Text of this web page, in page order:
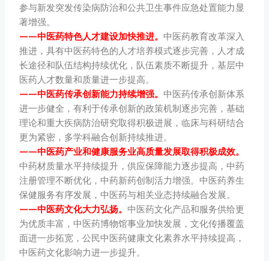
参与新发突发传染病防治和公共卫生事件应急处置能力显
著增强。
——中医药特色人才建设加快推进。 中医药教育改革深入
推进，具有中医药特色的人才培养模式逐步完善，人才成
长途径和队伍结构持续优化，队伍素质不断提升，基层中
医药人才数量和质量进一步提高。
——中医药传承创新能力持续增强。 中医药传承创新体系
进一步健全，有利于传承创新的政策机制逐步完善，基础
理论和重大疾病防治研究取得积极进展，临床与科研结合
更为紧密，多学科融合创新持续推进。
——中医药产业和健康服务业高质量发展取得积极成效。
中药材质量水平持续提升，供应保障能力逐步提高，中药
注册管理不断优化，中药新药创制活力增强。中医药养生
保健服务有序发展，中医药与相关业态持续融合发展。
——中医药文化大力弘扬。 中医药文化产品和服务供给更
为优质丰富，中医药博物馆事业加快发展，文化传播覆盖
面进一步拓宽，公民中医药健康文化素养水平持续提高，
中医药文化影响力进一步提升。